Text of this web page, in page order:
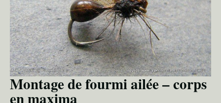
Montage de fourmi ailée – corps
en maxima